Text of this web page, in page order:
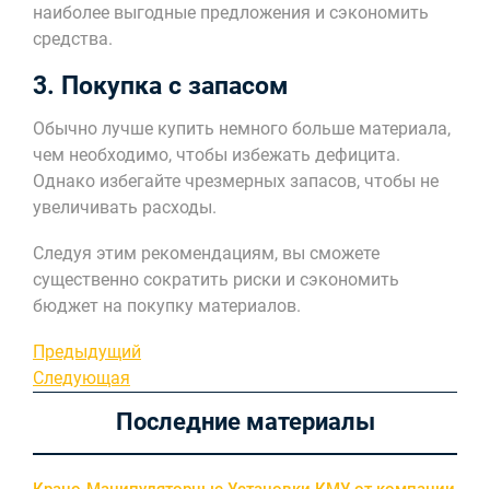
наиболее выгодные предложения и сэкономить
средства.
3. Покупка с запасом
Обычно лучше купить немного больше материала,
чем необходимо, чтобы избежать дефицита.
Однако избегайте чрезмерных запасов, чтобы не
увеличивать расходы.
Следуя этим рекомендациям, вы сможете
существенно сократить риски и сэкономить
бюджет на покупку материалов.
Навигация
по
записям
Предыдущая
запись
Предыдущий
Следующая
Следующая
Последние материалы